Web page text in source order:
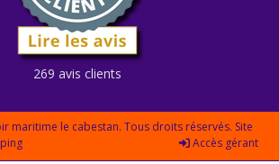
269 avis clients
maritime le cabestan. Tous droits réservés. Site
Accès gérant